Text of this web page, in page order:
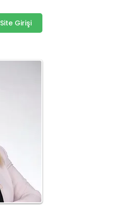
Site Girişi